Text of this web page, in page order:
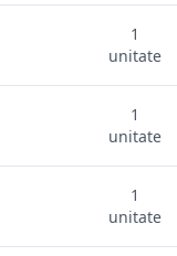
1
unitate
1
unitate
1
unitate